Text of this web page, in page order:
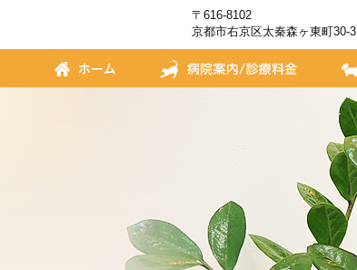
〒616-8102
京都市右京区太秦森ヶ東町30-3